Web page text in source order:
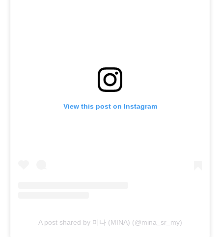
View this post on Instagram
A post shared by 미나 (MINA) (@mina_sr_my)